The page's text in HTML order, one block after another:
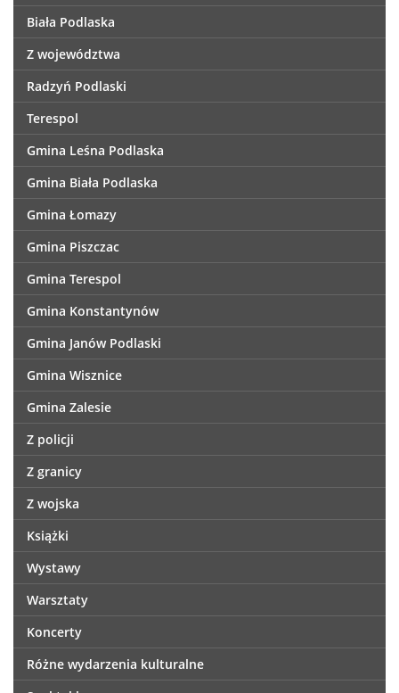
Biała Podlaska
Z województwa
Radzyń Podlaski
Terespol
Gmina Leśna Podlaska
Gmina Biała Podlaska
Gmina Łomazy
Gmina Piszczac
Gmina Terespol
Gmina Konstantynów
Gmina Janów Podlaski
Gmina Wisznice
Gmina Zalesie
Z policji
Z granicy
Z wojska
Książki
Wystawy
Warsztaty
Koncerty
Różne wydarzenia kulturalne